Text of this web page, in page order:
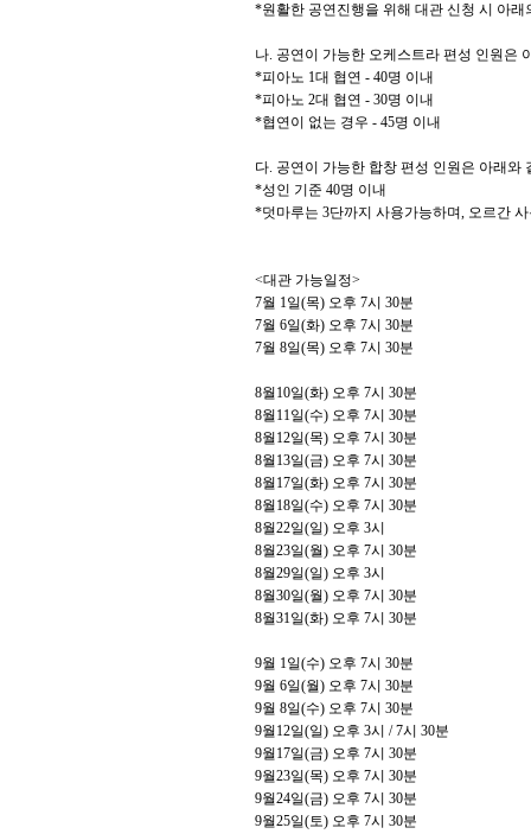
*원활한 공연진행을 위해 대관 신청 시 아
나. 공연이 가능한 오케스트라 편성 인원은
*피아노 1대 협연 - 40명 이내
*피아노 2대 협연 - 30명 이내
*협연이 없는 경우 - 45명 이내
다. 공연이 가능한 합창 편성 인원은 아래와
*성인 기준 40명 이내
*덧마루는 3단까지 사용가능하며, 오르간
<대관 가능일정>
7월 1일(목) 오후 7시 30분
7월 6일(화) 오후 7시 30분
7월 8일(목) 오후 7시 30분
8월 10일(화) 오후 7시 30분
8월 11일(수) 오후 7시 30분
8월 12일(목) 오후 7시 30분
8월 13일(금) 오후 7시 30분
8월 17일(화) 오후 7시 30분
8월 18일(수) 오후 7시 30분
8월22일(일) 오후 3시
8월23일(월) 오후 7시 30분
8월29일(일) 오후 3시
8월30일(월) 오후 7시 30분
8월31일(화) 오후 7시 30분
9월 1일(수) 오후 7시 30분
9월 6일(월) 오후 7시 30분
9월 8일(수) 오후 7시 30분
9월 12일(일) 오후 3시 / 7시 30분
9월 17일(금) 오후 7시 30분
9월23일(목) 오후 7시 30분
9월24일(금) 오후 7시 30분
9월25일(토) 오후 7시 30분